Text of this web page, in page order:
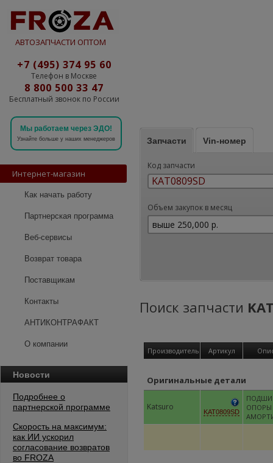
АВТОЗАПЧАСТИ ОПТОМ
+7 (495) 374 95 60
Телефон в Москве
8 800 500 33 47
Бесплатный звонок по России
Мы работаем через ЭДО!
Узнайте больше у наших менеджеров
Интернет-магазин
Как начать работу
Партнерская программа
Веб-сервисы
Возврат товара
Поставщикам
Контакты
АНТИКОНТРАФАКТ
О компании
Новости
Подробнее о
партнерской программе
Скорость на максимум:
как ИИ ускорил
согласование возвратов
во FROZA
Запчасти Vin-номер
Код запчасти
Объем закупок в месяц
Поиск запчасти
Производитель Артикул
Оригинальные детали
Katsuro KAT0809SD
ОПОРЫ